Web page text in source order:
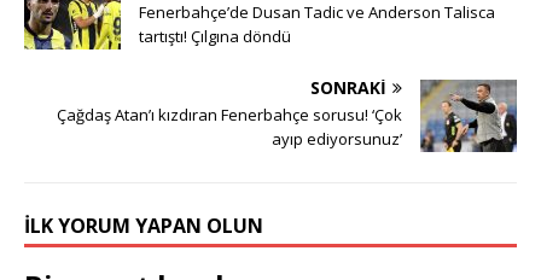
Fenerbahçe’de Dusan Tadic ve Anderson Talisca
tartıştı! Çılgına döndü
SONRAKI
Çağdaş Atan’ı kızdıran Fenerbahçe sorusu! ‘Çok
ayıp ediyorsunuz’
İLK YORUM YAPAN OLUN